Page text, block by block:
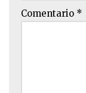
Comentario *